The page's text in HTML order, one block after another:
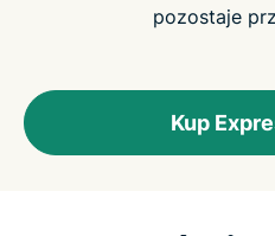
pozostaje
Kup